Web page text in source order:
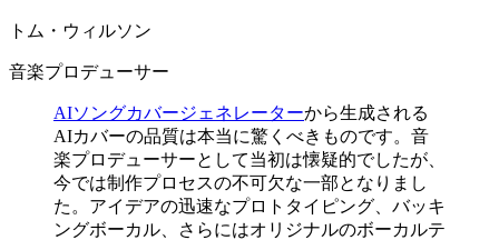
トム・ウィルソン
音楽プロデューサー
AIソングカバージェネレーターから生成される
AIカバーの品質は本当に驚くべきものです。音
楽プロデューサーとして当初は懐疑的でしたが、
今では制作プロセスの不可欠な一部となりまし
た。アイデアの迅速なプロトタイピング、バッキ
ングボーカル、さらにはオリジナルのボーカルテ